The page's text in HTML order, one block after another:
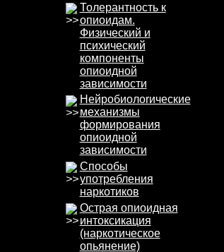
Толерантность к
опиоидам.
Физический и
психический
компоненты
опиоидной
зависимости
Нейробиолоrические
механизмы
формирования
опиоидной
зависимости
Способы
употребления
наркотиков
Острая опиоидная
интоксикация
(наркотическое
опьянение)